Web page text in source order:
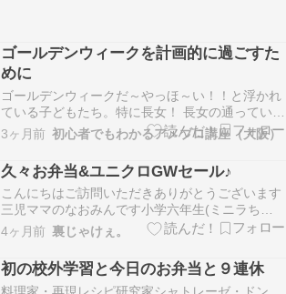
ゴールデンウィークを計画的に過ごすた
めに
ゴールデンウィークだ～やっほ～い！！と浮かれ
ている子どもたち。特に長女！ 長女の通っている
学校は4月29日から５月6日までお休みなのです。
めっちゃ長いから余裕だぜなんて思っていたらあ
っという間に終わっちゃいますからね長期休暇な
んて！ そんなわけで昨日、5月2日通常の皆さん
がゴ…
3ヶ月前 初心者でもわかるアメブロ講座（大阪）
久々お弁当&ユニクロGWセール♪
こんにちはご訪問いただきありがとうございます
三児ママのなおみんです小学六年生(ミニラちゃ
ん)と小学四年生(モスラちゃん)の息子、小学一年
生の娘(アンちゃん)がいますもともとはバレリー
ナとして活躍していましたが、結婚出産を機に育
児に奮闘中です????最近は着物への熱が再発‼️ワ
4ヶ月前 裏じゃけぇ。
初の校外学習と今日のお弁当と９連休
料理家・再現レシピ研究家シャトレーゼ・ドン